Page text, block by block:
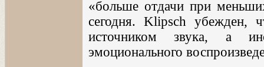
«больше отдачи при
сегодня. Klipsch убежден,
источником звука, а
эмоционального